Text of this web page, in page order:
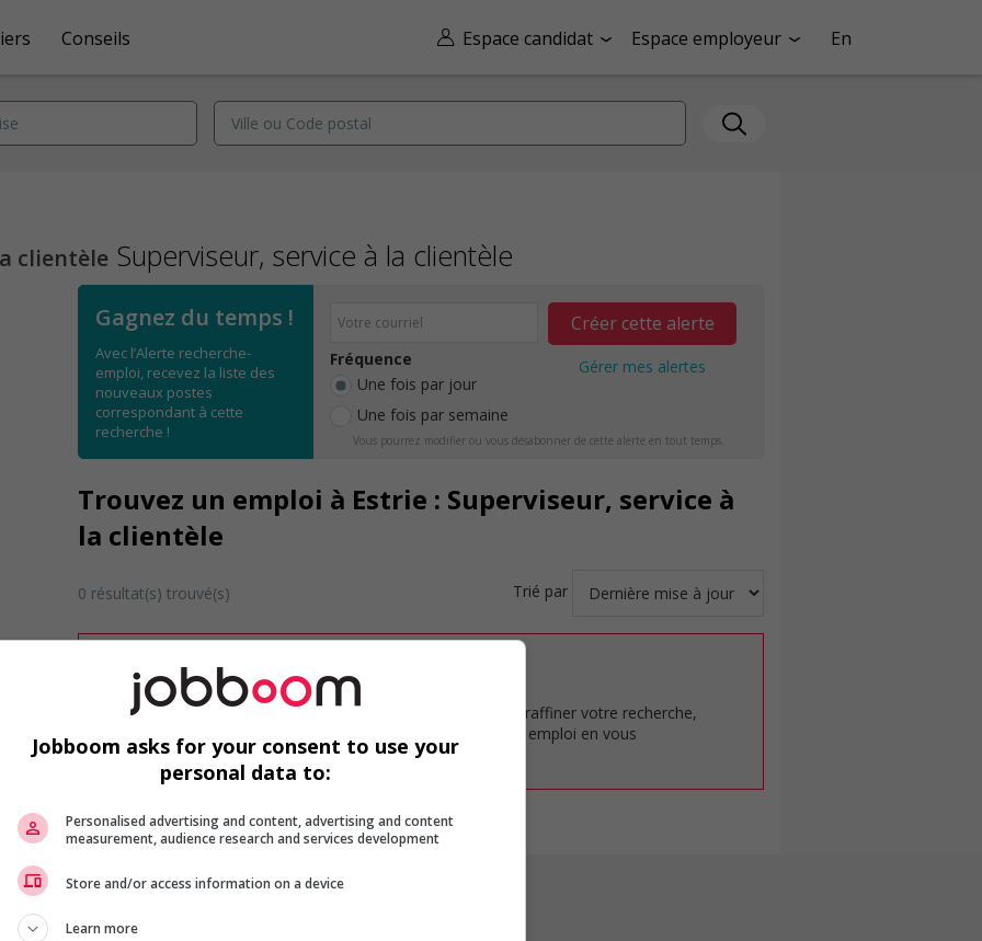
Espace candidat Espace employeur En
Conseils
clientèle Superviseur, service à la clientèle
Gagnez du temps !
Avec l’Alerte recherche-
emploi, recevez la liste des
nouveaux postes
correspondant à cette
recherche !
Fréquence
Une fois par jour
Une fois par semaine
Créer cette alerte
Gérer mes alertes
Vous pourrez modifier ou vous désabonner de cette alerte en tout temps.
Trouvez un emploi à Estrie : Superviseur, service à
la clientèle
0 résultat(s) trouvé(s) Trié par
Désolé, cette recherche n'a produit aucun résultat.
Veuillez faire une nouvelle recherche.
Vous pouvez en tout temps utiliser nos outils pour raffiner votre recherche,
ou chercher un poste selon votre profil d'intérêt en emploi en vous
inscrivantcomme membre Jobboom.
Jobboom asks for your consent to use your
personal data to:
Personalised advertising and content, advertising and content
measurement, audience research and services development
Store and/or access information on a device
Learn more